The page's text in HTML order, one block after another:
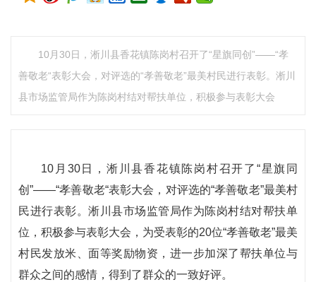
10月30日，淅川县香花镇陈岗村召开了“星旗同创”——“孝
善敬老“表彰大会，对评选的“孝善敬老”最美村民进行表彰。淅川
县市场监管局作为陈岗村结对帮扶单位，积极参与表彰大会
10月30日，淅川县香花镇陈岗村召开了“星旗同
创”——“孝善敬老“表彰大会，对评选的“孝善敬老”最美村
民进行表彰。淅川县市场监管局作为陈岗村结对帮扶单
位，积极参与表彰大会，为受表彰的20位“孝善敬老”最美
村民发放米、面等奖励物资，进一步加深了帮扶单位与
群众之间的感情，得到了群众的一致好评。